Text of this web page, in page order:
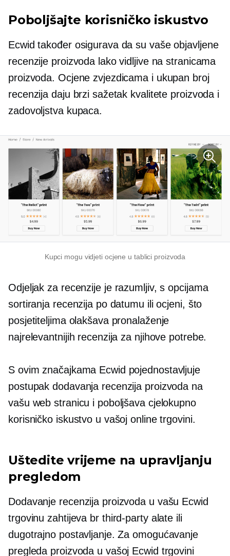
Poboljšajte korisničko iskustvo
Ecwid također osigurava da su vaše objavljene
recenzije proizvoda lako vidljive na stranicama
proizvoda. Ocjene zvjezdicama i ukupan broj
recenzija daju brzi sažetak kvalitete proizvoda i
zadovoljstva kupaca.
Kupci mogu vidjeti ocjene u tablici proizvoda
Odjeljak za recenzije je razumljiv, s opcijama
sortiranja recenzija po datumu ili ocjeni, što
posjetiteljima olakšava pronalaženje
najrelevantnijih recenzija za njihove potrebe.
S ovim značajkama Ecwid pojednostavljuje
postupak dodavanja recenzija proizvoda na
vašu web stranicu i poboljšava cjelokupno
korisničko iskustvo u vašoj online trgovini.
Uštedite vrijeme na upravljanju
pregledom
Dodavanje recenzija proizvoda u vašu Ecwid
trgovinu zahtijeva br third-partyalate ili
dugotrajno postavljanje. Za omogućavanje
pregleda proizvoda u vašoj Ecwid trgovini